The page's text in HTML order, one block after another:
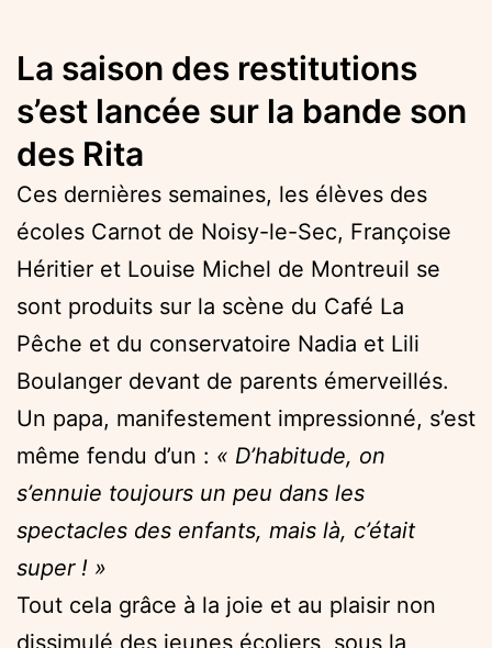
La saison des restitutions
s’est lancée sur la bande son
des Rita
Ces dernières semaines, les élèves des
écoles Carnot de Noisy-le-Sec, Françoise
Héritier et Louise Michel de Montreuil se
sont produits sur la scène du Café La
Pêche et du conservatoire Nadia et Lili
Boulanger devant de parents émerveillés.
Un papa, manifestement impressionné, s’est
même fendu d’un : « D’habitude, on
s’ennuie toujours un peu dans les
spectacles des enfants, mais là, c’était
super ! »
Tout cela grâce à la joie et au plaisir non
dissimulé des jeunes écoliers, sous la